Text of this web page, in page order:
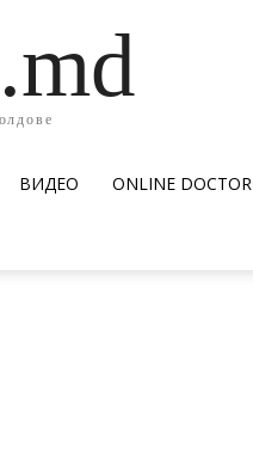
ВИДЕО ОNLINE DOCTOR